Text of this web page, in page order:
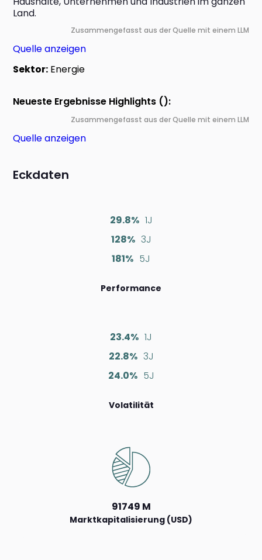
Land.
Zusammengefasst aus der Quelle mit einem LLM
Quelle anzeigen
Sektor: Energie
Neueste Ergebnisse Highlights ():
Zusammengefasst aus der Quelle mit einem LLM
Quelle anzeigen
Eckdaten
29.8% 1J
128% 3J
181% 5J
Performance
23.4% 1J
22.8% 3J
24.0% 5J
Volatilität
91749 M
Marktkapitalisierung (USD)